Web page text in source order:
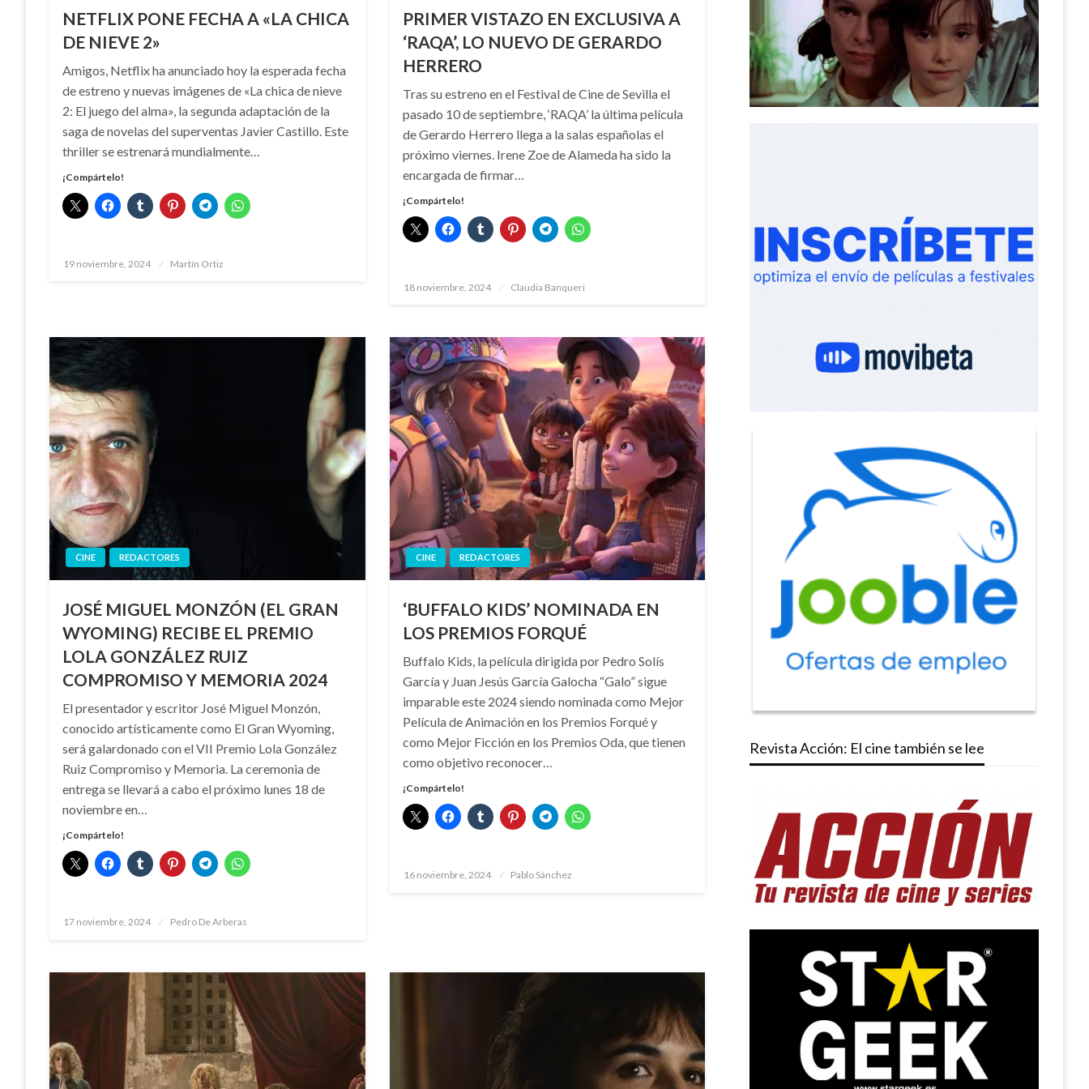
NETFLIX PONE FECHA A «LA CHICA
DE NIEVE 2»
Amigos, Netflix ha anunciado hoy la esperada fecha
de estreno y nuevas imágenes de «La chica de nieve
2: El juego del alma», la segunda adaptación de la
saga de novelas del superventas Javier Castillo. Este
thriller se estrenará mundialmente…
¡Compártelo!
Publicado
19 noviembre, 2024 Martín Ortiz
PRIMER VISTAZO EN EXCLUSIVA A
‘RAQA’, LO NUEVO DE GERARDO
HERRERO
Tras su estreno en el Festival de Cine de Sevilla el
pasado 10 de septiembre, ‘RAQA’ la última película
de Gerardo Herrero llega a la salas españolas el
próximo viernes. Irene Zoe de Alameda ha sido la
encargada de firmar…
¡Compártelo!
Publicado
18 noviembre, 2024 Claudia Banqueri
CINE REDACTORES
JOSÉ MIGUEL MONZÓN (EL GRAN
WYOMING) RECIBE EL PREMIO
LOLA GONZÁLEZ RUIZ
COMPROMISO Y MEMORIA 2024
El presentador y escritor José Miguel Monzón,
conocido artísticamente como El Gran Wyoming,
será galardonado con el VII Premio Lola González
Ruiz Compromiso y Memoria. La ceremonia de
entrega se llevará a cabo el próximo lunes 18 de
noviembre en…
¡Compártelo!
Publicado
17 noviembre, 2024 Pedro De Arberas
CINE REDACTORES
‘BUFFALO KIDS’ NOMINADA EN
LOS PREMIOS FORQUÉ
Buffalo Kids, la película dirigida por Pedro Solís
García y Juan Jesús García Galocha “Galo” sigue
imparable este 2024 siendo nominada como Mejor
Película de Animación en los Premios Forqué y
como Mejor Ficción en los Premios Oda, que tienen
como objetivo reconocer…
¡Compártelo!
Publicado
16 noviembre, 2024 Pablo Sánchez
Revista Acción: El cine también se lee